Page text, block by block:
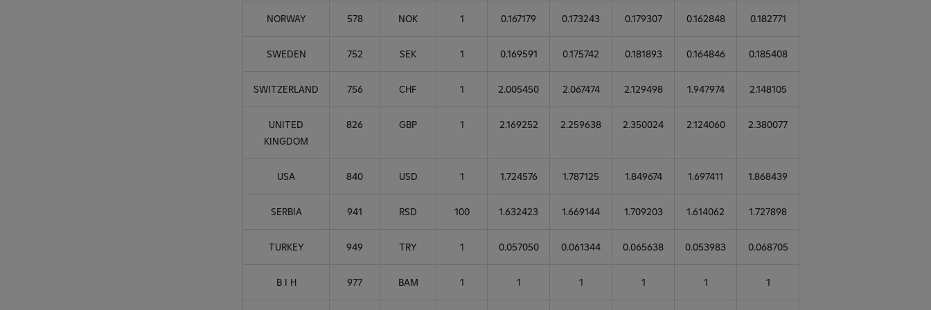
NORWAY 578 NOK 1 0.167179 0.173243 0.179307 0.162848 0.182771
SWEDEN 752 SEK 1 0.169591 0.175742 0.181893 0.164846 0.185408
SWITZERLAND 756 CHF 1 2.005450 2.067474 2.129498 1.947974 2.148105
UNITED
KINGDOM
826 GBP 1 2.169252 2.259638 2.350024 2.124060 2.380077
USA 840 USD 1 1.724576 1.787125 1.849674 1.697411 1.868439
SERBIA 941 RSD 100 1.632423 1.669144 1.709203 1.614062 1.727898
TURKEY 949 TRY 1 0.057050 0.061344 0.065638 0.053983 0.068705
B I H 977 BAM 1 1 1 1 1 1